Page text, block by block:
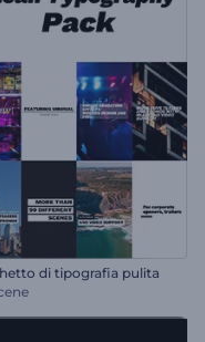
di tipografia pulita